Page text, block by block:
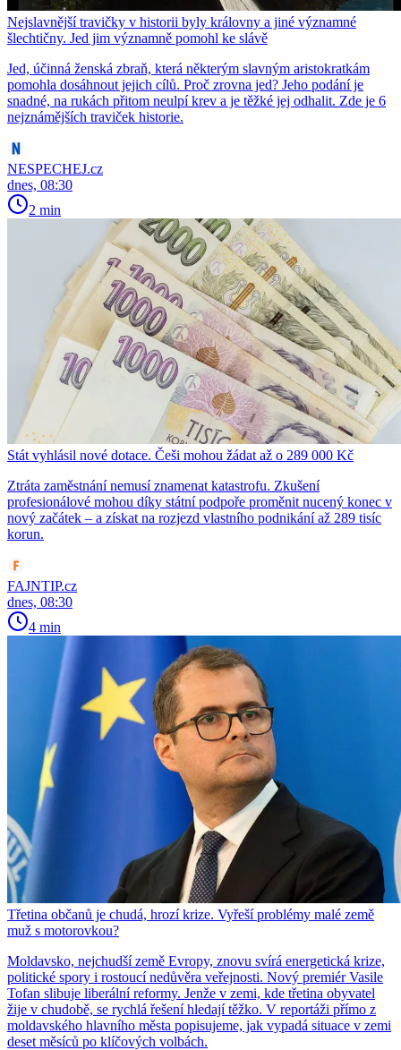
Nejslavnější travičky v historii byly královny a jiné významné
šlechtičny. Jed jim významně pomohl ke slávě
Jed, účinná ženská zbraň, která některým slavným aristokratkám
pomohla dosáhnout jejich cílů. Proč zrovna jed? Jeho podání je
snadné, na rukách přitom neulpí krev a je těžké jej odhalit. Zde je 6
nejznámějších traviček historie.
NESPECHEJ.cz
dnes, 08:30
2 min
Stát vyhlásil nové dotace. Češi mohou žádat až o 289 000 Kč
Ztráta zaměstnání nemusí znamenat katastrofu. Zkušení
profesionálové mohou díky státní podpoře proměnit nucený konec v
nový začátek – a získat na rozjezd vlastního podnikání až 289 tisíc
korun.
FAJNTIP.cz
dnes, 08:30
4 min
Třetina občanů je chudá, hrozí krize. Vyřeší problémy malé země
muž s motorovkou?
Moldavsko, nejchudší země Evropy, znovu svírá energetická krize,
politické spory i rostoucí nedůvěra veřejnosti. Nový premiér Vasile
Tofan slibuje liberální reformy. Jenže v zemi, kde třetina obyvatel
žije v chudobě, se rychlá řešení hledají těžko. V reportáži přímo z
moldavského hlavního města popisujeme, jak vypadá situace v zemi
deset měsíců po klíčových volbách.